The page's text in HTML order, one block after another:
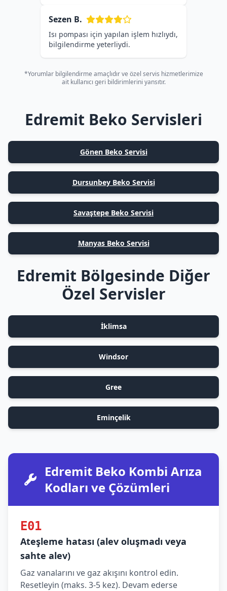
Sezen B.
Isı pompası için yapılan işlem hızlıydı,
bilgilendirme yeterliydi.
*Yorumlar bilgilendirme amaçlıdır ve özel servis hizmetlerimize
ait kullanıcı geri bildirimlerini yansıtır.
Edremit Beko Servisleri
Gönen Beko Servisi
Dursunbey Beko Servisi
Savaştepe Beko Servisi
Manyas Beko Servisi
Edremit Bölgesinde Diğer
Özel Servisler
İklimsa
Windsor
Gree
Eminçelik
Edremit Beko Kombi Arıza
Kodları ve Çözümleri
E01
Ateşleme hatası (alev oluşmadı veya
sahte alev)
Gaz vanalarını ve gaz akışını kontrol edin.
Resetleyin (maks. 3-5 kez). Devam ederse